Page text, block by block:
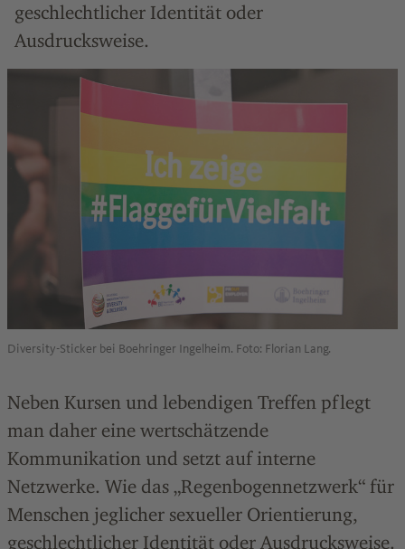
geschlechtlicher Identität oder
Ausdrucksweise.
Diversity-Sticker bei Boehringer Ingelheim. Foto: Florian Lang.
Neben Kursen und lebendigen Treffen pflegt
man daher eine wertschätzende
Kommunikation und setzt auf interne
Netzwerke. Wie das „Regenbogennetzwerk“ für
Menschen jeglicher sexueller Orientierung,
geschlechtlicher Identität oder Ausdrucksweise.